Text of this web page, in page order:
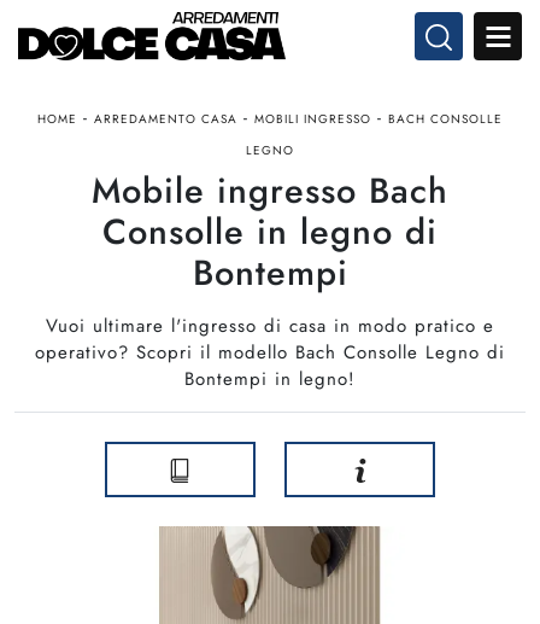
HOME - ARREDAMENTO CASA - MOBILI INGRESSO - BACH CONSOLLE
LEGNO
Mobile ingresso Bach
Consolle in legno di
Bontempi
Vuoi ultimare l'ingresso di casa in modo pratico e
operativo? Scopri il modello Bach Consolle Legno di
Bontempi in legno!